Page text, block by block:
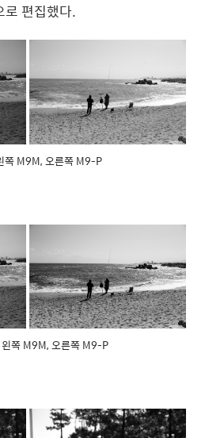
로 편집했다.
쪽 M9M, 오른쪽 M9-P
쪽 M9M, 오른쪽 M9-P